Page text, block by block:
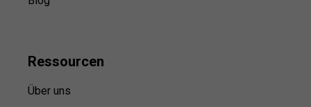
Ressourcen
Über uns